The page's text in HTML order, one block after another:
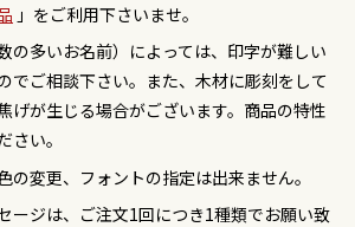
」をご利用下さいませ。
の多いお名前）によっては、印字が難しい
でご相談下さい。また、木材に彫刻をして
げが生じる場合がございます。商品の特性
さい。
の変更、フォントの指定は出来ません。
ージは、ご注文1回につき1種類でお願い致